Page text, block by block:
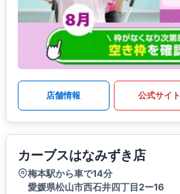
店舗情報 公式サイト
カーブスはなみずき店
梅本駅から車で14分
愛媛県松山市西石井四丁目2ー16